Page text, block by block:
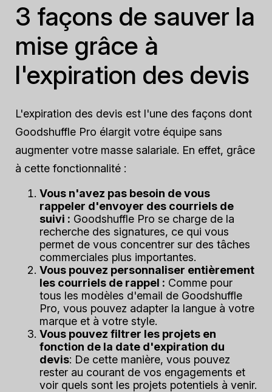
3 façons de sauver la
mise grâce à
l'expiration des devis
L'expiration des devis est l'une des façons dont
Goodshuffle Pro élargit votre équipe sans
augmenter votre masse salariale. En effet, grâce
à cette fonctionnalité :
Vous n'avez pas besoin de vous
rappeler d'envoyer des courriels de
suivi : Goodshuffle Pro se charge de la
recherche des signatures, ce qui vous
permet de vous concentrer sur des tâches
commerciales plus importantes.
Vous pouvez personnaliser entièrement
les courriels de rappel : Comme pour
tous les modèles d'email de Goodshuffle
Pro, vous pouvez adapter la langue à votre
marque et à votre style.
Vous pouvez filtrer les projets en
fonction de la date d'expiration du
devis: De cette manière, vous pouvez
rester au courant de vos engagements et
voir quels sont les projets potentiels à venir.